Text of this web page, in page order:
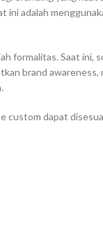
ini adalah
formalitas. Saat ini,
brand
custom dapat